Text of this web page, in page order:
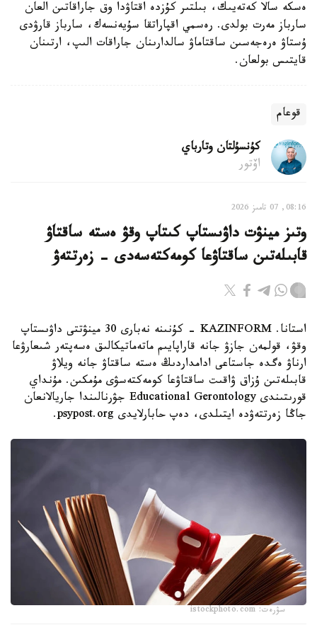
ەسكە سالا كەتەيىك، بىلتىر كۇزدە اقتاۋدا وق جاراقاتىن العان
سارباز مەرت بولدى. رەسمي اقپاراتقا سۇيەنسەك، سارباز قارۋدى
ۇستاۋ ەرەجەسىن ساقتاماۋ سالدارىنان جاراقات الىپ، ارتىنان
قايتىس بولعان.
قوعام
كۇنسۇلتان وتارباي
اۆتور
08:16, 07 تامىز 2026
وتىز مينۋت داۋىستاپ كىتاپ وقۋ ەستە ساقتاۋ
قابىلەتىن ساقتاۋعا كومەكتەسەدى - زەرتتەۋ
استانا. KAZINFORM - كۇنىنە نەبارى 30 مينۋتتى داۋىستاپ
وقۋ، قولمەن جازۋ جانە قاراپايىم ماتەماتيكالىق ەسەپتەر شىعارۋعا
ارناۋ ەگدە جاستاعى ادامداردىڭ ەستە ساقتاۋ جانە ويلاۋ
قابىلەتىن ۇزاق ۋاقىت ساقتاۋعا كومەكتەسۋى مۇمكىن. مۇنداي
قورىتىندى Educational Gerontology جۋرنالىندا جاريالانعان
جاڭا زەرتتەۋدە ايتىلدى، دەپ حابارلايدى psypost.org.
سۋرەت: istockphoto.com